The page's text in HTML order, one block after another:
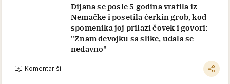
Dijana se posle 5 godina vratila iz
Nemačke i posetila ćerkin grob, kod
spomenika joj prilazi čovek i govori:
"Znam devojku sa slike, udala se
nedavno"
Komentariši